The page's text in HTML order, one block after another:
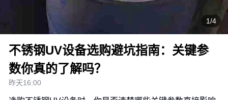
1/4
不锈钢UV设备选购避坑指南：关键参
数你真的了解吗？
昨天16:00